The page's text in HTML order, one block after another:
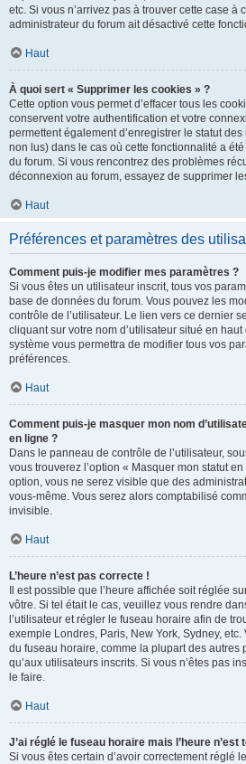
etc. Si vous n’arrivez pas à trouver cette case à
administrateur du forum ait désactivé cette
Haut
À quoi sert « Supprimer les cookies » ?
Cette option vous permet d’effacer tous les
conservent votre authentification et votre
permettent également d’enregistrer le statut des
non lus) dans le cas où cette fonctionnalité a
du forum. Si vous rencontrez des problèmes
déconnexion au forum, essayez de supprimer
Haut
Préférences et paramètres des
Comment puis-je modifier mes paramètres ?
Si vous êtes un utilisateur inscrit, tous vos
base de données du forum. Vous pouvez les
contrôle de l’utilisateur. Le lien vers ce dernier
cliquant sur votre nom d’utilisateur situé en
système vous permettra de modifier tous vos
préférences.
Haut
Comment puis-je masquer mon nom
en ligne ?
Dans le panneau de contrôle de l’utilisateur,
vous trouverez l’option « Masquer mon statut
option, vous ne serez visible que des
vous-même. Vous serez alors comptabilisé
invisible.
Haut
L’heure n’est pas correcte !
Il est possible que l’heure affichée soit réglée
vôtre. Si tel était le cas, veuillez vous rendre
l’utilisateur et régler le fuseau horaire afin de
exemple Londres, Paris, New York, Sydney,
du fuseau horaire, comme la plupart des autres
qu’aux utilisateurs inscrits. Si vous n’êtes pas
le faire.
Haut
J’ai réglé le fuseau horaire mais l’heure
Si vous êtes certain d’avoir correctement réglé